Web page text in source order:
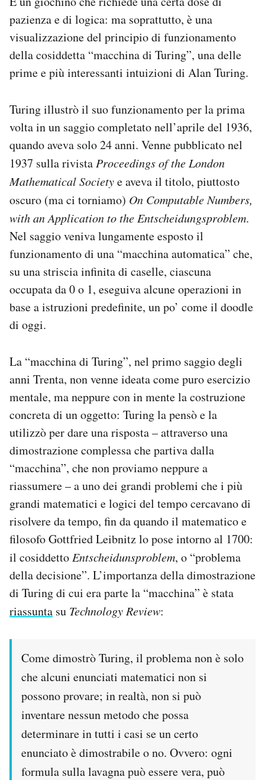
pazienza e di logica: ma soprattutto, è una
visualizzazione del principio di funzionamento
della cosiddetta “macchina di Turing”, una delle
prime e più interessanti intuizioni di Alan Turing.
Turing illustrò il suo funzionamento per la prima
volta in un saggio completato nell’aprile del 1936,
quando aveva solo 24 anni. Venne pubblicato nel
1937 sulla rivista Proceedings of the London
Mathematical Societye aveva il titolo, piuttosto
oscuro (ma ci torniamo) On Computable Numbers,
with an Application to the Entscheidungsproblem.
Nel saggio veniva lungamente esposto il
funzionamento di una “macchina automatica” che,
su una striscia infinita di caselle, ciascuna
occupata da 0 o 1, eseguiva alcune operazioni in
base a istruzioni predefinite, un po’ come il doodle
di oggi.
La “macchina di Turing”, nel primo saggio degli
anni Trenta, non venne ideata come puro esercizio
mentale, ma neppure con in mente la costruzione
concreta di un oggetto: Turing la pensò e la
utilizzò per dare una risposta – attraverso una
dimostrazione complessa che partiva dalla
“macchina”, che non proviamo neppure a
riassumere – a uno dei grandi problemi che i più
grandi matematici e logici del tempo cercavano di
risolvere da tempo, fin da quando il matematico e
filosofo Gottfried Leibnitz lo pose intorno al 1700:
il cosiddetto Entscheidunsproblem, o “problema
della decisione”. L’importanza della dimostrazione
di Turing di cui era parte la “macchina” è stata
riassunta su Technology Review:
Come dimostrò Turing, il problema non è solo
che alcuni enunciati matematici non si
possono provare; in realtà, non si può
inventare nessun metodo che possa
determinare in tutti i casi se un certo
enunciato è dimostrabile o no. Ovvero: ogni
formula sulla lavagna può essere vera, può